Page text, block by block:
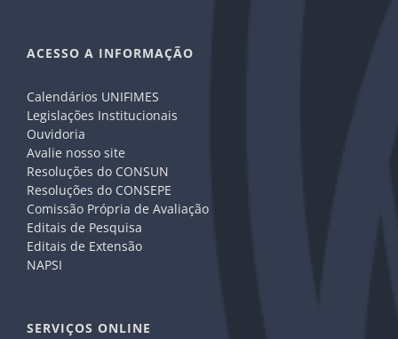
ACESSO A INFORMAÇÃO
Calendários UNIFIMES
Legislações Institucionais
Ouvidoria
Avalie nosso site
Resoluções do CONSUN
Resoluções do CONSEPE
Comissão Própria de Avaliação
Editais de Pesquisa
Editais de Extensão
NAPSI
SERVIÇOS ONLINE